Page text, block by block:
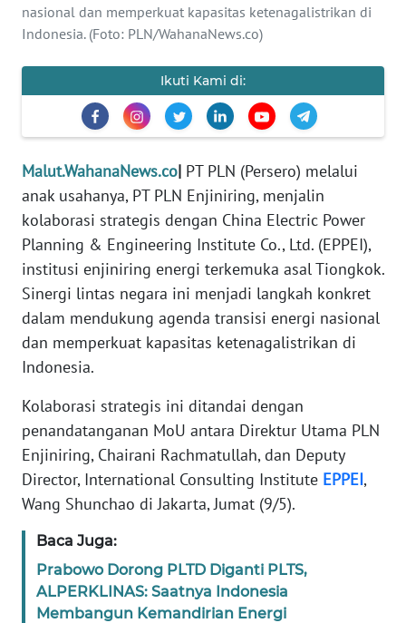
nasional dan memperkuat kapasitas ketenagalistrikan di
Indonesia. (Foto: PLN/WahanaNews.co)
Ikuti Kami di:
Malut.WahanaNews.co| PT PLN (Persero) melalui
anak usahanya, PT PLN Enjiniring, menjalin
kolaborasi strategis dengan China Electric Power
Planning & Engineering Institute Co., Ltd. (EPPEI),
institusi enjiniring energi terkemuka asal Tiongkok.
Sinergi lintas negara ini menjadi langkah konkret
dalam mendukung agenda transisi energi nasional
dan memperkuat kapasitas ketenagalistrikan di
Indonesia.
Kolaborasi strategis ini ditandai dengan
penandatanganan MoU antara Direktur Utama PLN
Enjiniring, Chairani Rachmatullah, dan Deputy
Director, International Consulting Institute EPPEI,
Wang Shunchao di Jakarta, Jumat (9/5).
Baca Juga:
Prabowo Dorong PLTD Diganti PLTS,
ALPERKLINAS: Saatnya Indonesia
Membangun Kemandirian Energi
PEDOMAN
KARIR
DISCLAIMER
Wahana
Regional
WN
SUMUT
WN
JAKARTA
WN
JABAR
WN
BANTEN
WN